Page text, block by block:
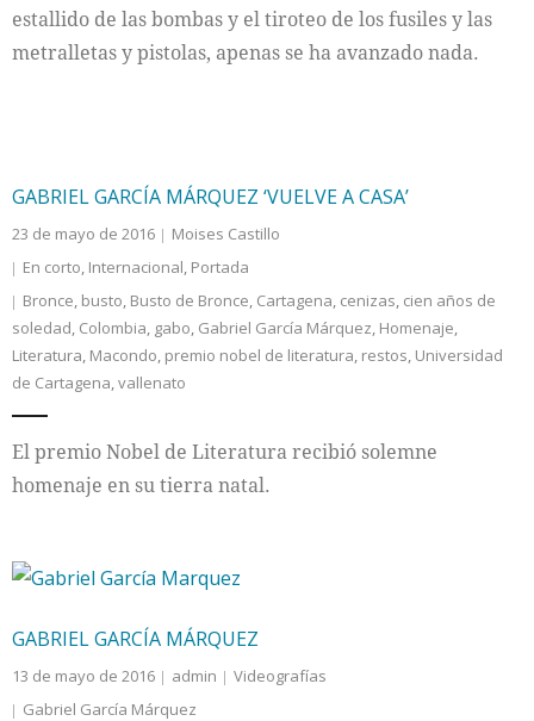
estallido de las bombas y el tiroteo de los fusiles y las
metralletas y pistolas, apenas se ha avanzado nada.
GABRIEL GARCÍA MÁRQUEZ ‘VUELVE A CASA’
23 de mayo de 2016
Moises Castillo
En corto, Internacional, Portada
Bronce, busto, Busto de Bronce, Cartagena, cenizas, cien años de
soledad, Colombia, gabo, Gabriel García Márquez, Homenaje,
Literatura, Macondo, premio nobel de literatura, restos, Universidad
de Cartagena,vallenato
El premio Nobel de Literatura recibió solemne
homenaje en su tierra natal.
GABRIEL GARCÍA MÁRQUEZ
13 de mayo de 2016 admin
Videografías
Gabriel García Márquez